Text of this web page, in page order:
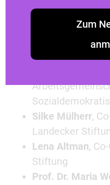
Maria Noichl,
Silke Mülherr,
Landecker
Lena Altman,
Stiftung
Prof. Dr. Maria
Zum